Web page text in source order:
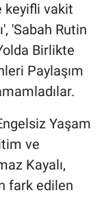
keyifli vakit
'Sabah Rutin
Birlikte
Paylaşım
Yaşam
ve
Kayalı,
fark edilen